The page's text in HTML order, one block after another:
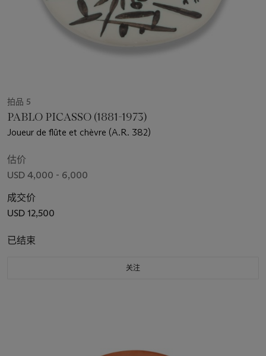
拍品 5
PABLO PICASSO (1881-1973)
Joueur de flûte et chèvre (A.R. 382)
估价
USD 4,000 - 6,000
成交价
USD 12,500
已结束
关注